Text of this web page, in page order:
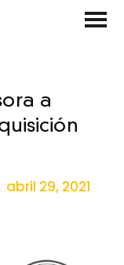
a
abril 29, 2021